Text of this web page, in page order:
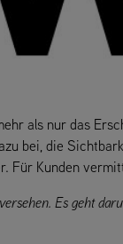
als nur das
bei, die
Kunden
Es geht